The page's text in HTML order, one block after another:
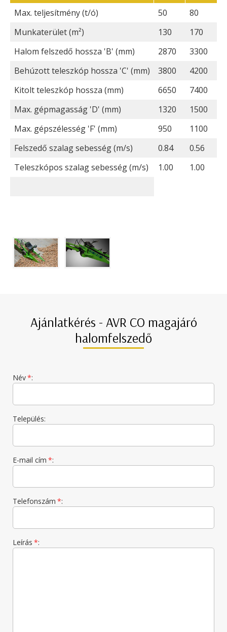
Max. teljesítmény (t/ó)
50
80
Munkaterület (m²)
130
170
Halom felszedő hossza 'B' (mm)
2870
3300
Behúzott teleszkóp hossza 'C' (mm)
3800
4200
Kitolt teleszkóp hossza (mm)
6650
7400
Max. gépmagasság 'D' (mm)
1320
1500
Max. gépszélesség 'F' (mm)
950
1100
Felszedő szalag sebesség (m/s)
0.84
0.56
Teleszkópos szalag sebesség (m/s)
1.00 1.00
Ajánlatkérés - AVR CO magajáró
halomfelszedő
Név*:
Település:
E-mail cím *:
Telefonszám *:
Leírás *: